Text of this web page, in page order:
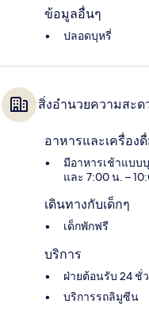
ข้อมูลอื่นๆ
ปลอดบุหรี่
สิ่งอำนวยความสะ
อาหารและเครื่อง
มีอาหารเช้าแบบ
และ 7:00 น. –
เดินทางกับเด็กๆ
เด็กพักฟรี
บริการ
ฝ่ายต้อนรับ 24 ชั่
บริการรถลิมูซีน